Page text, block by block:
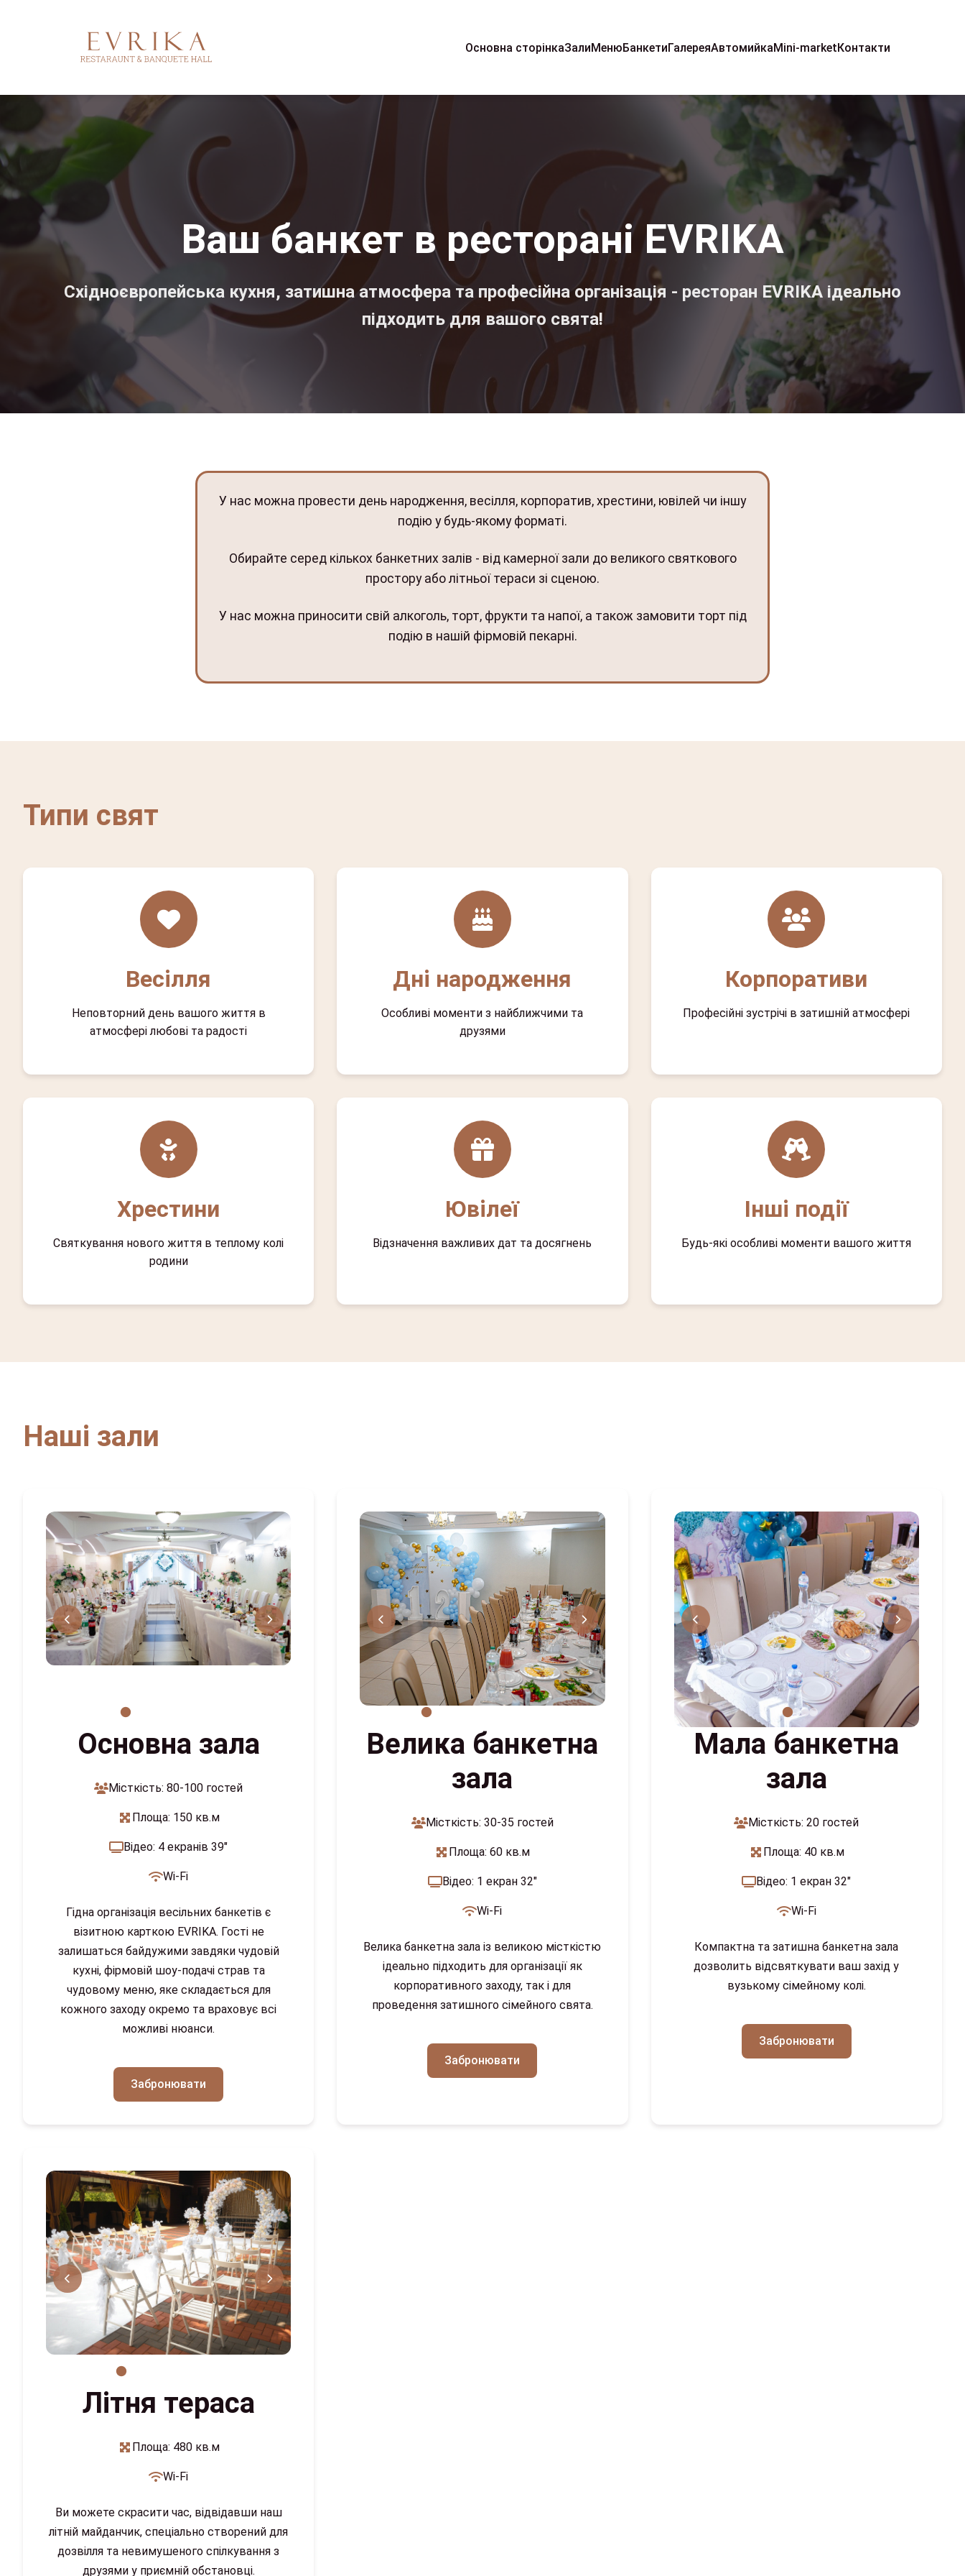
Основна сторінкаЗалиМенюБанкетиГалереяАвтомийкаMini-marketКонтакти
Ваш банкет в ресторані EVRIKA
Східноєвропейська кухня, затишна атмосфера та професійна організація - ресторан EVRIKA ідеально
підходить для вашого свята!
У нас можна провести день народження, весілля, корпоратив, хрестини, ювілей чи іншу
подію у будь-якому форматі.
Обирайте серед кількох банкетних залів - від камерної зали до великого святкового
простору або літньої тераси зі сценою.
У нас можна приносити свій алкоголь, торт, фрукти та напої, а також замовити торт під
подію в нашій фірмовій пекарні.
Типи свят
Весілля
Неповторний день вашого життя в
атмосфері любові та радості
Дні народження
Особливі моменти з найближчими та
друзями
Корпоративи
Професійні зустрічі в затишній атмосфері
Хрестини
Святкування нового життя в теплому колі
родини
Ювілеї
Відзначення важливих дат та досягнень
Інші події
Будь-які особливі моменти вашого життя
Наші зали
Основна зала
Місткість: 80-100 гостей
Площа: 150 кв.м
Відео: 4 екранів 39"
Wi-Fi
Гідна організація весільних банкетів є
візитною карткою EVRIKA. Гості не
залишаться байдужими завдяки чудовій
кухні, фірмовій шоу-подачі страв та
чудовому меню, яке складається для
кожного заходу окремо та враховує всі
можливі нюанси.
Забронювати
Велика банкетна
зала
Місткість: 30-35 гостей
Площа: 60 кв.м
Відео: 1 екран 32"
Wi-Fi
Велика банкетна зала із великою місткістю
ідеально підходить для організації як
корпоративного заходу, так і для
проведення затишного сімейного свята.
Забронювати
Мала банкетна
зала
Місткість: 20 гостей
Площа: 40 кв.м
Відео: 1 екран 32"
Wi-Fi
Компактна та затишна банкетна зала
дозволить відсвяткувати ваш захід у
вузькому сімейному колі.
Забронювати
Літня тераса
Площа: 480 кв.м
Wi-Fi
Ви можете скрасити час, відвідавши наш
літній майданчик, спеціально створений для
дозвілля та невимушеного спілкування з
друзями у приємній обстановці.